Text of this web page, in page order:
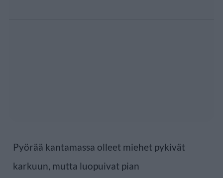
Pyörää kantamassa olleet miehet pykivät
karkuun, mutta luopuivat pian